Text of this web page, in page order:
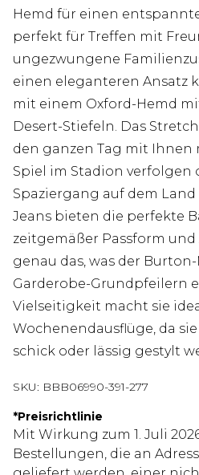
Hemd für einen
perfekt für Treffen mit
ungezwungene
einen eleganteren Ansatz
mit einem Oxford-Hemd
Desert-Stiefeln. Das
den ganzen Tag mit Ihnen
Spiel im Stadion verfolgen
Spaziergang auf dem
Jeans bieten die perfekte
zeitgemäßer Passform
genau das, was der
Garderobe-Grundpfeilern
Vielseitigkeit macht sie
Wochenendausflüge, da
schick oder lässig gestylt
SKU: BBB06990-391-277
*Preisrichtlinie
Mit Wirkung zum 1. Juli
Bestellungen, die an